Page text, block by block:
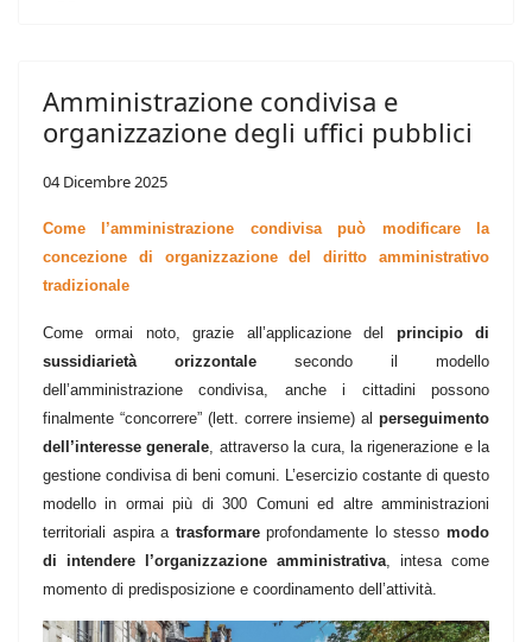
Amministrazione condivisa e
organizzazione degli uffici pubblici
04 Dicembre 2025
Come l’amministrazione condivisa può modificare la
concezione di organizzazione del diritto amministrativo
tradizionale
Come ormai noto, grazie all’applicazione del principio di
sussidiarietà orizzontale secondo il modello
dell’amministrazione condivisa, anche i cittadini possono
finalmente “concorrere” (lett. correre insieme) al perseguimento
dell’interesse generale , attraverso la cura, la rigenerazione e la
gestione condivisa di beni comuni. L’esercizio costante di questo
modello in ormai più di 300 Comuni ed altre amministrazioni
territoriali aspira a trasformareprofondamente lo stessomodo
di intendere l’organizzazione amministrativa , intesa come
momento di predisposizione e coordinamento dell’attività.